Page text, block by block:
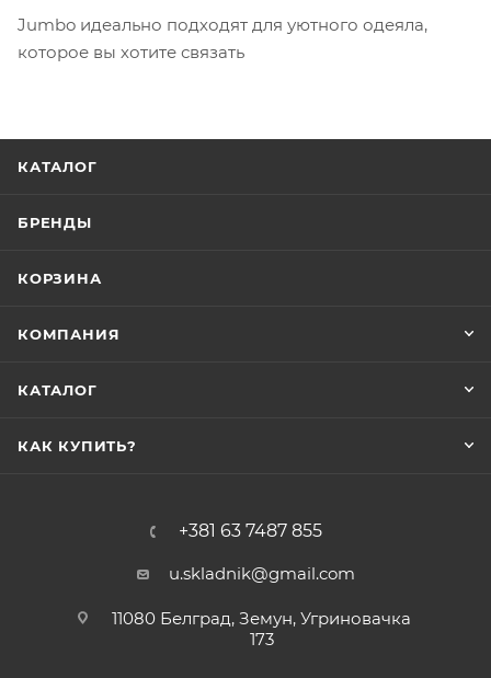
Jumbo идеально подходят для уютного одеяла,
которое вы хотите связать
КАТАЛОГ
БРЕНДЫ
КОРЗИНА
КОМПАНИЯ
КАТАЛОГ
КАК КУПИТЬ?
+381 63 7487 855
u.skladnik@gmail.com
11080 Белград, Земун, Угриновачка
173